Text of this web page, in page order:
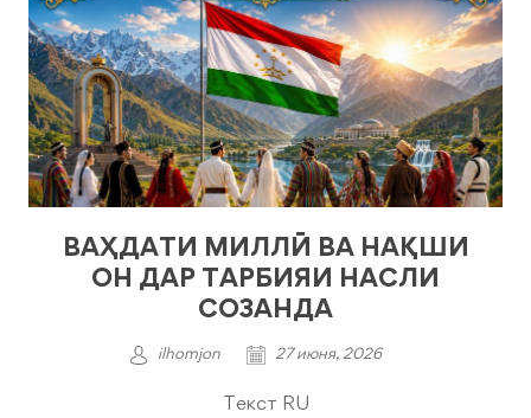
ВАҲДАТИ МИЛЛӢ ВА НАҚШИ
ОН ДАР ТАРБИЯИ НАСЛИ
СОЗАНДА
ilhomjon 27 июня, 2026
Текст RU